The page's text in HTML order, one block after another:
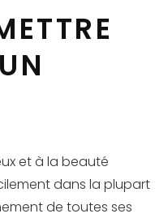
et à la beauté
dans la plupart
de toutes ses